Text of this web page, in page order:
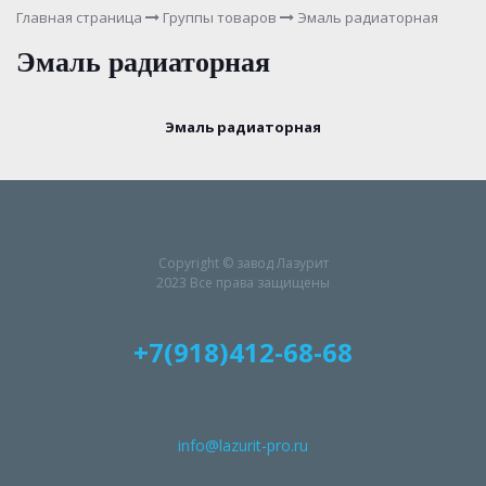
Главная страница Группы товаров Эмаль радиаторная
Эмаль радиаторная
Эмаль радиаторная
Copyright © завод Лазурит
2023 Все права защищены
+7(918)412-68-68
info@lazurit-pro.ru